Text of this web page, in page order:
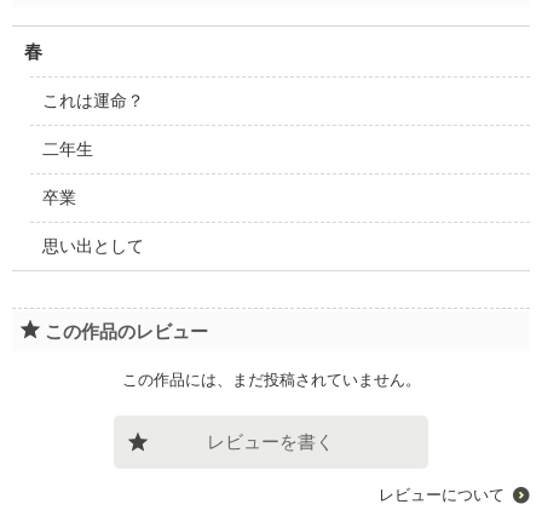
春
これは運命？
二年生
卒業
思い出として
この作品のレビュー
この作品には、まだ投稿されていません。
レビューを書く
レビューについて